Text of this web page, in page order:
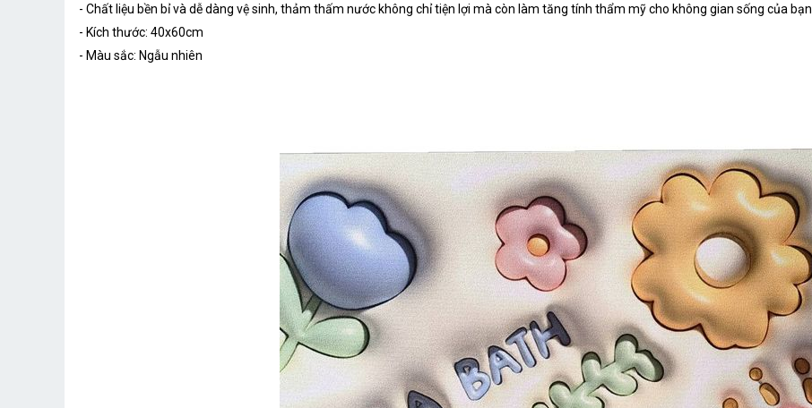
- Chất liệu bền bỉ và dễ dàng vệ sinh, thảm thấm nước không chỉ tiện lợi mà còn làm tăng tính thẩm mỹ cho không gian sống của bạn
- Kích thước: 40x60cm
- Màu sắc: Ngẫu nhiên